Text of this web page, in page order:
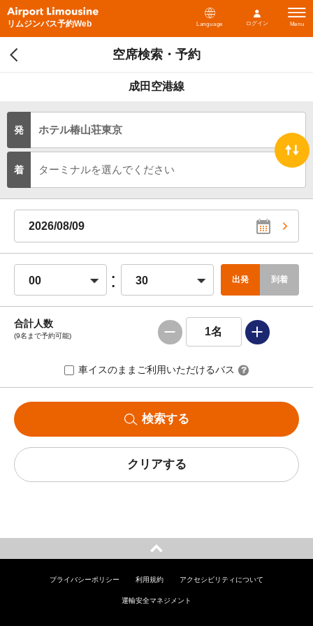
リムジンバス予約Web Language ログイン Menu
空席検索・予約
成田空港線
発 ホテル椿山荘東京
着 ターミナルを選んでください
2026/08/09
00 : 30 出発 到着
合計人数
(9名まで予約可能) 1名
車イスのままご利用いただけるバス
検索する
クリアする
プライバシーポリシー 利用規約 アクセシビリティについて
運輸安全マネジメント